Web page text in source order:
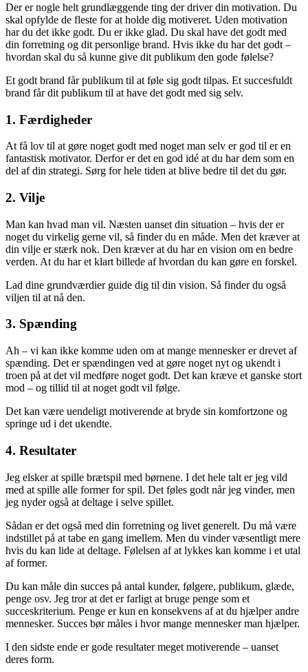
Der er nogle helt grundlæggende ting der driver din motivation. Du
skal opfylde de fleste for at holde dig motiveret. Uden motivation
har du det ikke godt. Du er ikke glad. Du skal have det godt med
din forretning og dit personlige brand. Hvis ikke du har det godt –
hvordan skal du så kunne give dit publikum den gode følelse?
Et godt brand får publikum til at føle sig godt tilpas. Et succesfuldt
brand får dit publikum til at have det godt med sig selv.
1. Færdigheder
At få lov til at gøre noget godt med noget man selv er god til er en
fantastisk motivator. Derfor er det en god idé at du har dem som en
del af din strategi. Sørg for hele tiden at blive bedre til det du gør.
2. Vilje
Man kan hvad man vil. Næsten uanset din situation – hvis der er
noget du virkelig gerne vil, så finder du en måde. Men det kræver at
din vilje er stærk nok. Den kræver at du har en vision om en bedre
verden. At du har et klart billede af hvordan du kan gøre en forskel.
Lad dine grundværdier guide dig til din vision. Så finder du også
viljen til at nå den.
3. Spænding
Ah – vi kan ikke komme uden om at mange mennesker er drevet af
spænding. Det er spændingen ved at gøre noget nyt og ukendt i
troen på at det vil medføre noget godt. Det kan kræve et ganske stort
mod – og tillid til at noget godt vil følge.
Det kan være uendeligt motiverende at bryde sin komfortzone og
springe ud i det ukendte.
4. Resultater
Jeg elsker at spille brætspil med børnene. I det hele talt er jeg vild
med at spille alle former for spil. Det føles godt når jeg vinder, men
jeg nyder også at deltage i selve spillet.
Sådan er det også med din forretning og livet generelt. Du må være
indstillet på at tabe en gang imellem. Men du vinder væsentligt mere
hvis du kan lide at deltage. Følelsen af at lykkes kan komme i et utal
af former.
Du kan måle din succes på antal kunder, følgere, publikum, glæde,
penge osv. Jeg tror at det er farligt at bruge penge som et
succeskriterium. Penge er kun en konsekvens af at du hjælper andre
mennesker. Succes bør måles i hvor mange mennesker man hjælper.
I den sidste ende er gode resultater meget motiverende – uanset
deres form.